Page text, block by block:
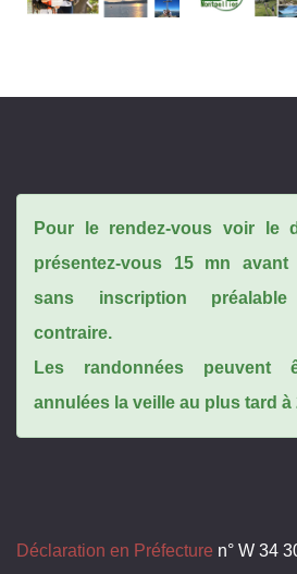
Pour le rendez-vous voir le
présentez-vous 15 mn
sans inscription
contraire.
Les randonnées peuvent
annulées la veille au plus tard à
Déclaration en Préfecture n° W 34